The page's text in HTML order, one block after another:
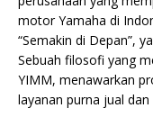
motor Yamaha di
“Semakin di Depan”,
Sebuah filosofi yang
YIMM, menawarkan
layanan purna jual